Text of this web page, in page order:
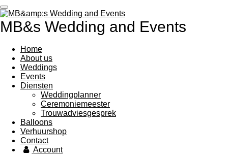
Ga
direct
naar
hoofdinhoud
MB&s Wedding and Events
Home
About us
Weddings
Events
Diensten
Weddingplanner
Ceremoniemeester
Trouwadviesgesprek
Balloons
Verhuurshop
Contact
Account